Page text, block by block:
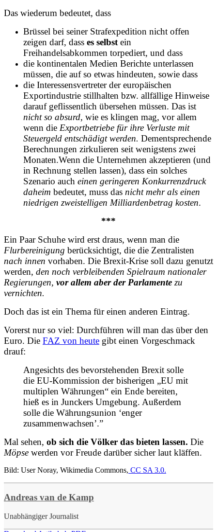
Das wiederum bedeutet, dass
Brüssel bei seiner Strafexpedition nicht offen
zeigen darf, dass es selbst ein
Freihandelsabkommen torpediert, und dass
die kontinentalen Medien Berichte unterlassen
müssen, die auf so etwas hindeuten, sowie dass
die Interessensvertreter der europäischen
Exportindustrie stillhalten bzw. allfällige Hinweise
darauf geflissentlich übersehen müssen. Das ist
nicht so absurd, wie es klingen mag, vor allem
wenn die Exportbetriebe für ihre Verluste mit
Steuergeld entschädigt werden. Dementsprechende
Berechnungen zirkulieren seit wenigstens zwei
Monaten.Wenn die Unternehmen akzeptieren (und
in Rechnung stellen lassen), dass ein solches
Szenario auch einen geringeren Konkurrenzdruck
daheim bedeutet, muss das nicht mehr als einen
niedrigen zweistelligen Milliardenbetrag kosten.
***
Ein Paar Schuhe wird erst draus, wenn man die
Flurbereinigung berücksichtigt, die die Zentralisten
nach innen vorhaben. Die Brexit-Krise soll dazu genutzt
werden, den noch verbleibenden Spielraum nationaler
Regierungen, vor allem aber der Parlamente zu
vernichten.
Doch das ist ein Thema für einen anderen Eintrag.
Vorerst nur so viel: Durchführen will man das über den
Euro. Die FAZ von heute gibt einen Vorgeschmack
drauf:
Angesichts des bevorstehenden Brexit solle
die EU-Kommission der bisherigen „EU mit
multiplen Währungen“ ein Ende bereiten,
hieß es in Junckers Umgebung. Außerdem
solle die Währungsunion ‘enger
zusammenwachsen’.”
Mal sehen, ob sich die Völker das bieten lassen. Die
Möpse werden vor Freude darüber sicher laut kläffen.
Bild: User Noray, Wikimedia Commons, CC SA 3.0.
Andreas van de Kamp
Unabhängiger Journalist